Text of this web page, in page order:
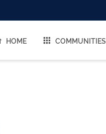
HOME COMMUNITIES